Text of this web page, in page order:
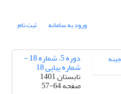
ورود به سامانه ثبت نام
دوره 5، شماره 18 -
شماره پیاپی 18
تابستان 1401
صفحه57-64